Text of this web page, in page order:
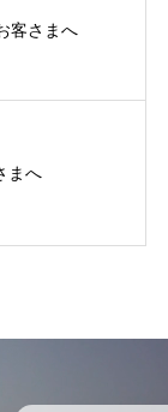
客さまへ
まへ